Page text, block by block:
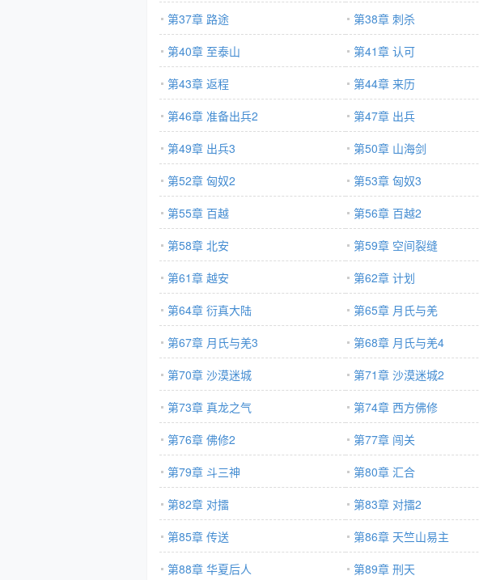
第37章 路途
第38章 刺杀
第40章 至泰山
第41章 认可
第43章 返程
第44章 来历
第46章 准备出兵2
第47章 出兵
第49章 出兵3
第50章 山海剑
第52章 匈奴2
第53章 匈奴3
第55章 百越
第56章 百越2
第58章 北安
第59章 空间裂缝
第61章 越安
第62章 计划
第64章 衍真大陆
第65章 月氏与羌
第67章 月氏与羌3
第68章 月氏与羌4
第70章 沙漠迷城
第71章 沙漠迷城2
第73章 真龙之气
第74章 西方佛修
第76章 佛修2
第77章 闯关
第79章 斗三神
第80章 汇合
第82章 对擂
第83章 对擂2
第85章 传送
第86章 天竺山易主
第88章 华夏后人
第89章 刑天